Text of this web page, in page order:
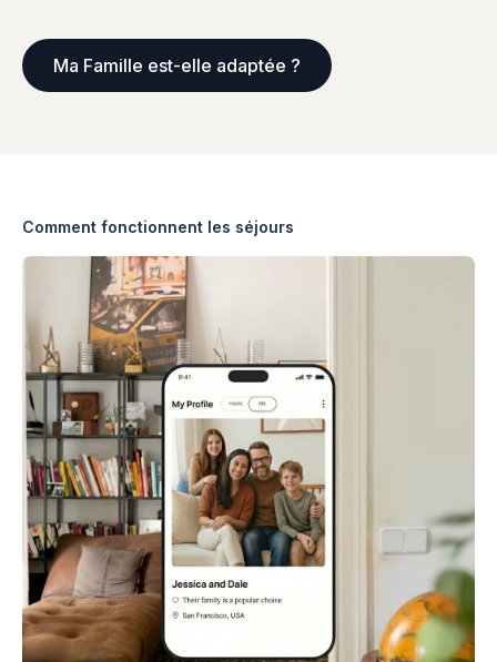
Ma Famille est-elle adaptée ?
Comment fonctionnent les séjours